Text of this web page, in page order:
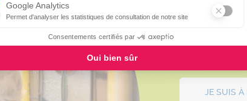
JE SUIS À
Google Analytics
Permet d'analyser les statistiques de consultation de notre site
Consentements certifiés par
Oui bien sûr